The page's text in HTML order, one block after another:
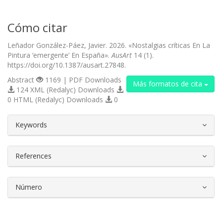
Cómo citar
Leñador González-Páez, Javier. 2026. «Nostalgias críticas En La
Pintura ‘emergente’ En España».AusArt 14 (1).
https://doi.org/10.1387/ausart.27848.
Más formatos de cita
Abstract
1169 | PDF Downloads
124 XML (Redalyc) Downloads
0 HTML (Redalyc) Downloads
0
Keywords
References
Número